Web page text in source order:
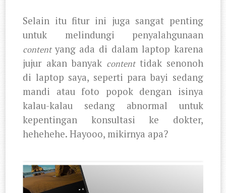
Selain itu fitur ini juga sangat penting
untuk melindungi penyalahgunaan
content yang ada di dalam laptop karena
jujur akan banyak content tidak senonoh
di laptop saya, seperti para bayi sedang
mandi atau foto popok dengan isinya
kalau-kalau sedang abnormal untuk
kepentingan konsultasi ke dokter,
hehehehe. Hayooo, mikirnya apa?